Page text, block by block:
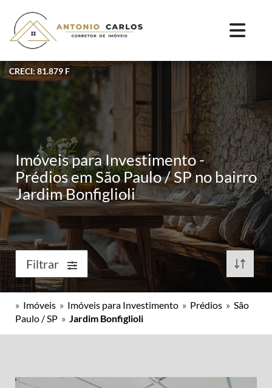
CRECI: 81.879 F
Imóveis para Investimento -
Prédios em São Paulo / SP no bairro
Jardim Bonfiglioli
Filtrar
» Imóveis » Imóveis para Investimento » Prédios » São
Paulo / SP » Jardim Bonfiglioli